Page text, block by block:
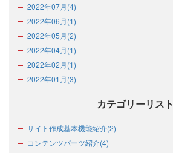
2022年07月(4)
2022年06月(1)
2022年05月(2)
2022年04月(1)
2022年02月(1)
2022年01月(3)
カテゴリーリスト
サイト作成基本機能紹介(2)
コンテンツパーツ紹介(4)